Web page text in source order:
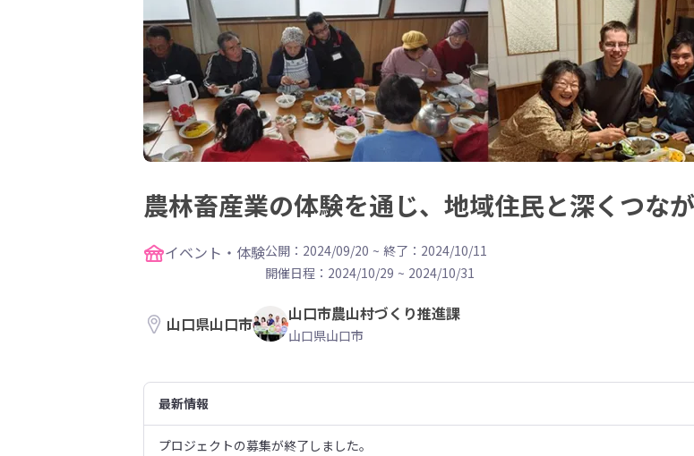
農林畜産業の体験を通じ、地域住民と深くつな
イベント・体験公開：2024/09/20 ~ 終了：2024/10/11
開催日程： 2024/10/29 ~ 2024/10/31
山口県山口市 山口市農山村づくり推進課
山口県山口市
最新情報
プロジェクトの募集が終了しました。